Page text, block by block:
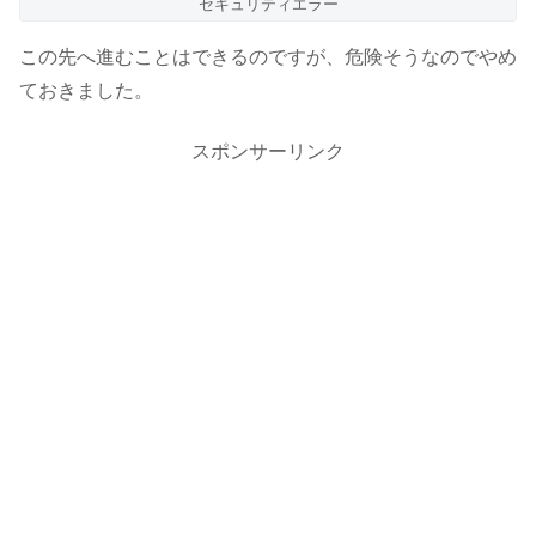
セキュリティエラー
この先へ進むことはできるのですが、危険そうなのでやめ
ておきました。
スポンサーリンク